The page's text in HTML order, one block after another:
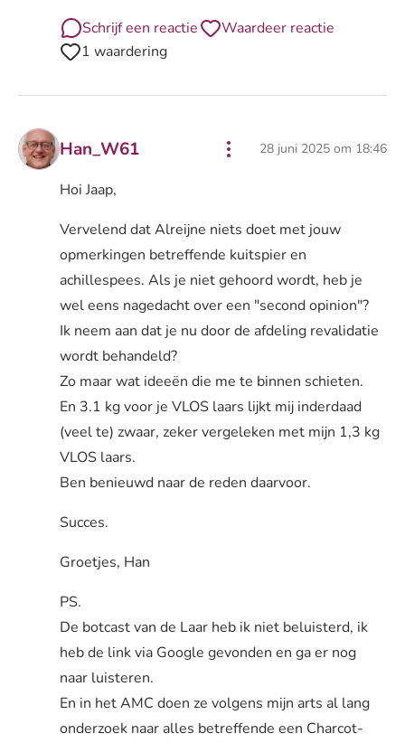
Schrijf een reactie
Waardeer reactie
1 waardering
Han_W61 28 juni 2025 om 18:46
Hoi Jaap,
Vervelend dat Alreijne niets doet met jouw
opmerkingen betreffende kuitspier en
achillespees. Als je niet gehoord wordt, heb je
wel eens nagedacht over een "second opinion"?
Ik neem aan dat je nu door de afdeling revalidatie
wordt behandeld?
Zo maar wat ideeën die me te binnen schieten.
En 3.1 kg voor je VLOS laars lijkt mij inderdaad
(veel te) zwaar, zeker vergeleken met mijn 1,3 kg
VLOS laars.
Ben benieuwd naar de reden daarvoor.
Succes.
Groetjes, Han
PS.
De botcast van de Laar heb ik niet beluisterd, ik
heb de link via Google gevonden en ga er nog
naar luisteren.
En in het AMC doen ze volgens mijn arts al lang
onderzoek naar alles betreffende een Charcot-